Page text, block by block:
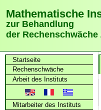
Mathematische
zur Behandlung
der
Startseite
Rechenschwäche
Arbeit des Instituts
Mitarbeiter des Instituts